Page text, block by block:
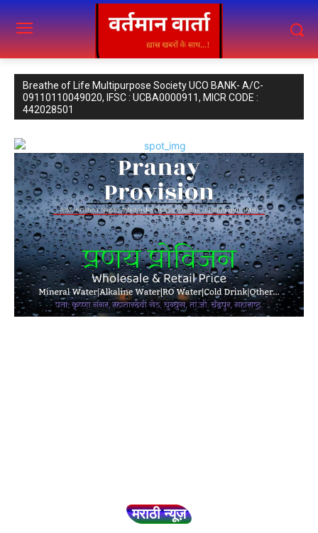
Breathe of Life Multipurpose Society UCO BANK- A/C-
09110110049020, IFSC : UCBA0000911, MICR CODE :
442028501
मराठी न्यूज़